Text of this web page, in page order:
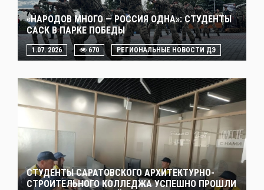
«НАРОДОВ МНОГО — РОССИЯ ОДНА»: СТУДЕНТЫ
САСК В ПАРКЕ ПОБЕДЫ
1.07. 2026 670 РЕГИОНАЛЬНЫЕ НОВОСТИ ДЭ
СТУДЕНТЫ САРАТОВСКОГО АРХИТЕКТУРНО-
СТРОИТЕЛЬНОГО КОЛЛЕДЖА УСПЕШНО ПРОШЛИ